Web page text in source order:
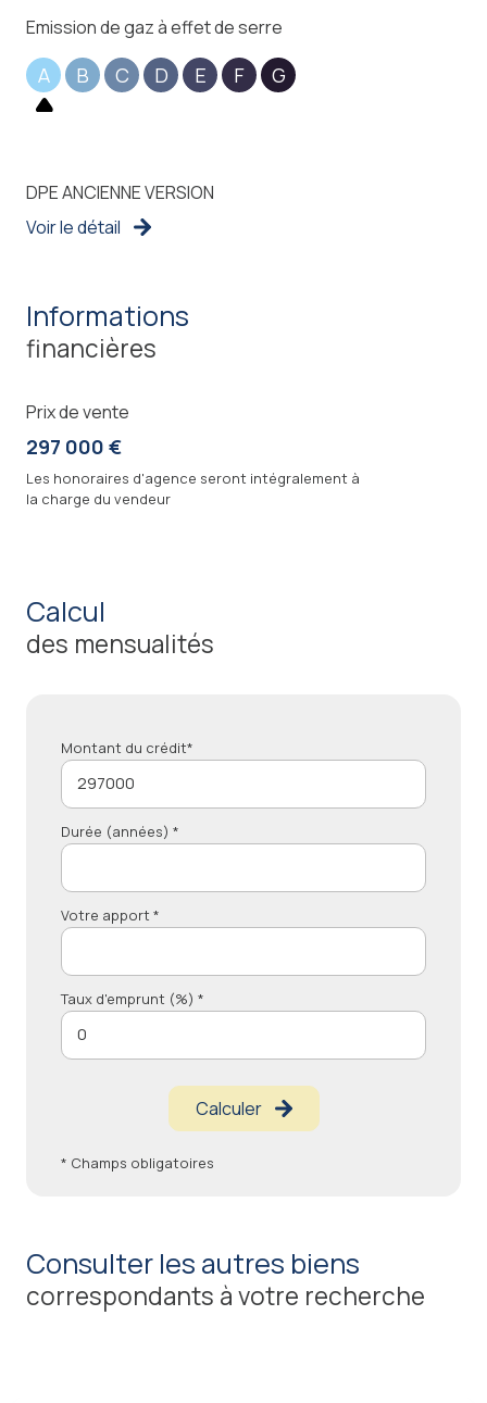
Emission de gaz à effet de serre
A B C D E F G
DPE ANCIENNE VERSION
Voir le détail
informations
financières
Prix de vente
297 000 €
Les honoraires d'agence seront intégralement à
la charge du vendeur
calcul
des mensualités
Montant du crédit*
Durée (années) *
Votre apport *
Taux d'emprunt (%) *
Calculer
* Champs obligatoires
consulter les autres biens
correspondants à votre recherche